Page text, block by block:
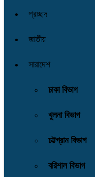
প্রচ্ছদ
জাতীয়
সারাদেশ
ঢাকা বিভাগ
খুলনা বিভাগ
চট্টগ্রাম বিভাগ
বরিশাল বিভাগ